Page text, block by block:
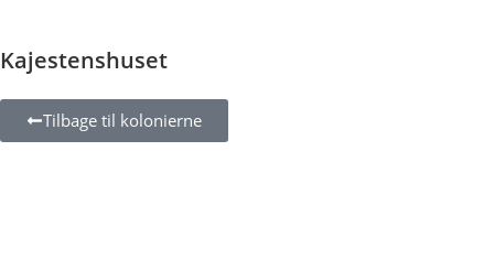
Kajestenshuset
Tilbage til kolonierne